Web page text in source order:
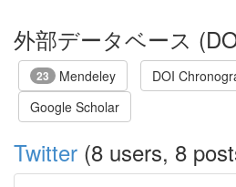
外部データベース
23 Mendeley
DOI
Google Scholar
Twitter (8 users, 8